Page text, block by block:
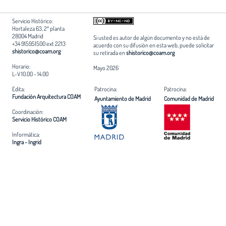
Servicio Histórico:
Hortaleza 63, 2ª planta
28004 Madrid
+34 915951500 ext 2213
shistorico@coam.org
Horario:
L-V 10.00 - 14.00
Si usted es autor de algún documento y no está de
acuerdo con su difusión en esta web, puede solicitar
su retirada enshistorico@coam.org
Mayo 2026
Edita:
Fundación Arquitectura COAM
Coordinación:
Servicio Histórico COAM
Informática:
Ingra - Ingrid
Patrocina:
Ayuntamiento de Madrid
Patrocina:
Comunidad de Madrid